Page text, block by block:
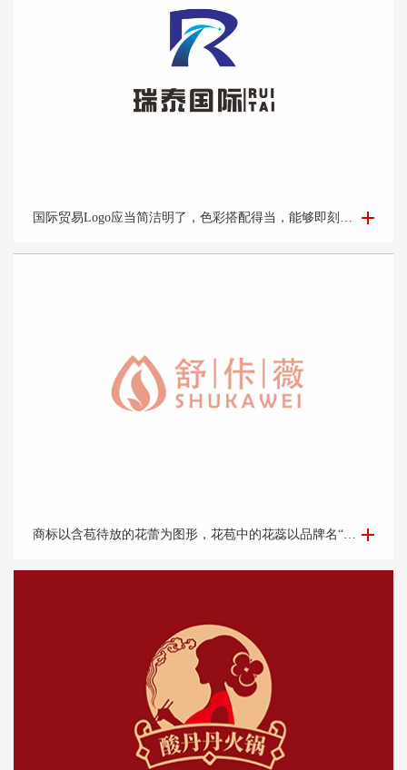
国际贸易Logo设计-外贸公司logo设计-logo设计公司 国际贸易Logo应当简洁明了，色彩搭配得当，能够即刻吸引目光并留下深刻印象。它应该能够体现企业的专业性和可靠性，并且在不同的文化背景下都能够被理解和接受。此外，Logo的设计还需考虑到其在各种媒介上的应用效果，如名片、网站、产品包装和宣传材料等。
美容护肤商标设计-舒*薇商标设计 商标以含苞待放的花蕾为图形，花苞中的花蕊以品牌名“舒佧薇”中舒的首字母“s”为元素，象征着女性的s型身材，突出企业的行业属性，呵护每一个爱美的你。